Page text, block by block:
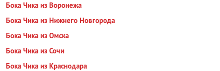
Бока Чика из Воронежа
Бока Чика из Нижнего Новгорода
Бока Чика из Омска
Бока Чика из Сочи
Бока Чика из Краснодара